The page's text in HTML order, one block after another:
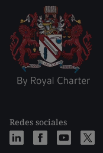
Redes sociales